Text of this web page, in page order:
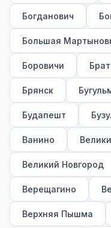
Богданович
Большая
Боровичи
Брянск
Будапешт
Ванино
Великий Новгород
Верещагино
Верхняя Пышма